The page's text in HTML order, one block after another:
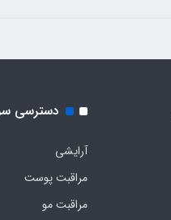
دسترسی
آرایشی
مراقبت پوست
مراقبت مو